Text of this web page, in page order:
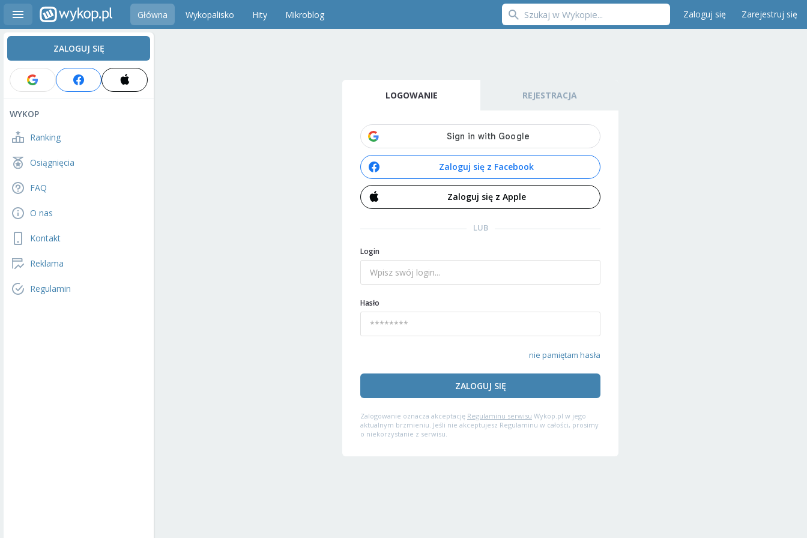
Główna Wykopalisko Hity Mikroblog Zaloguj się Zarejestruj się
ZALOGUJ SIĘ
WYKOP
Ranking
Osiągnięcia
FAQ
O nas
Kontakt
Reklama
Regulamin
LOGOWANIE REJESTRACJA
Zaloguj się z Facebook
Zaloguj się z Apple
LUB
Login
Hasło
nie pamiętam hasła
ZALOGUJ SIĘ
Zalogowanie oznacza akceptację Regulaminu serwisu Wykop.pl w jego
aktualnym brzmieniu. Jeśli nie akceptujesz Regulaminu w całości, prosimy
o niekorzystanie z serwisu.